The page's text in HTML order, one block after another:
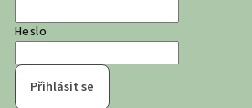
Heslo
Přihlásit se